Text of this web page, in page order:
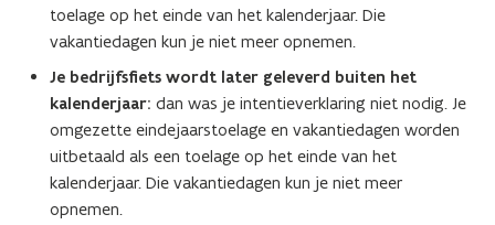
toelage op het einde van het kalenderjaar. Die
vakantiedagen kun je niet meer opnemen.
Je bedrijfsfiets wordt later geleverd buiten het
kalenderjaar: dan was je intentieverklaring niet nodig. Je
omgezette eindejaarstoelage en vakantiedagen worden
uitbetaald als een toelage op het einde van het
kalenderjaar. Die vakantiedagen kun je niet meer
opnemen.